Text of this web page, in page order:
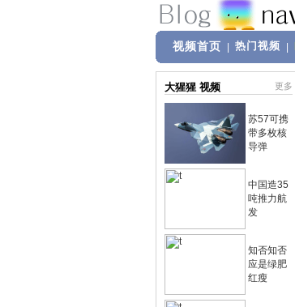
视频首页 热门视频
大猩猩 视频 更多
苏57可携
带多枚核
导弹
中国造35
吨推力航
发
知否知否
应是绿肥
红瘦